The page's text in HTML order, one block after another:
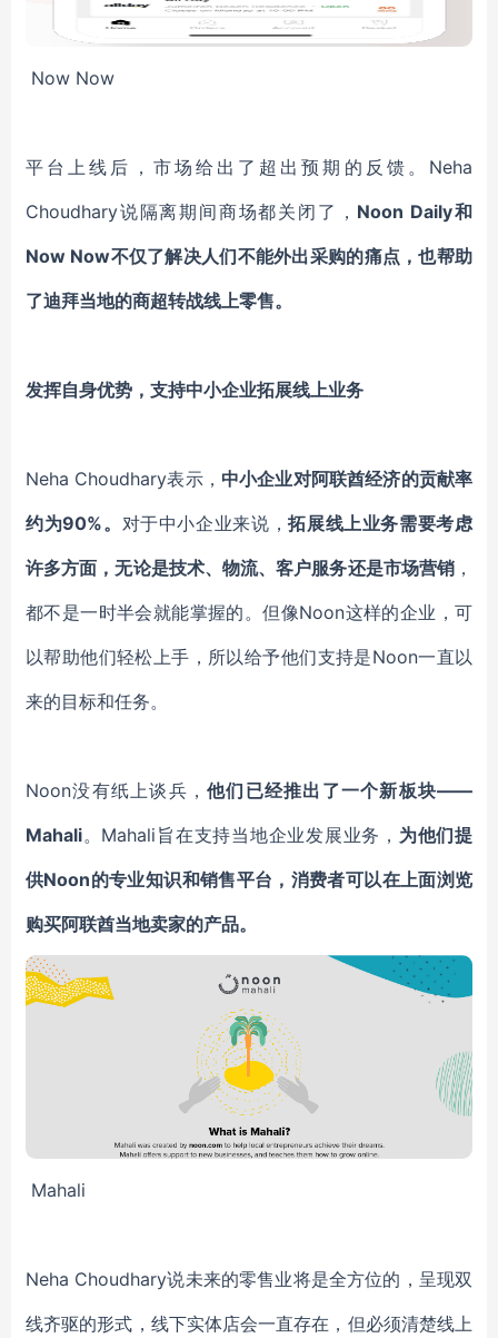
Now Now
平台上线后，市场给出了超出预期的反馈。Neha
Choudhary说隔离期间商场都关闭了， Noon Daily和
Now Now不仅了解决人们不能外出采购的痛点，也帮助
了迪拜当地的商超转战线上零售。
发挥自身优势，支持中小企业拓展线上业务
Neha Choudhary表示， 中小企业对阿联酋经济的贡献率
约为90%。 对于中小企业来说，拓展线上业务需要考虑
许多方面，无论是技术、物流、客户服务还是市场营销 ，
都不是一时半会就能掌握的。但像Noon这样的企业，可
以帮助他们轻松上手，所以给予他们支持是Noon一直以
来的目标和任务。
Noon没有纸上谈兵， 他们已经推出了一个新板块——
Mahali。Mahali旨在支持当地企业发展业务， 为他们提
供Noon的专业知识和销售平台，消费者可以在上面浏览
购买阿联酋当地卖家的产品。
Mahali
Neha Choudhary说未来的零售业将是全方位的，呈现双
线齐驱的形式，线下实体店会一直存在，但必须清楚线上